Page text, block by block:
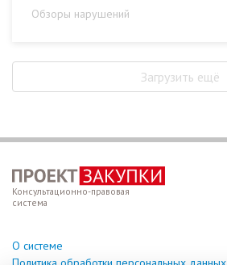
Обзоры нарушений
Загрузить ещё
Консультационно-правовая
система
О системе